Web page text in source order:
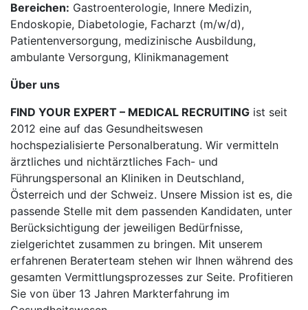
Bereichen: Gastroenterologie, Innere Medizin,
Endoskopie, Diabetologie, Facharzt (m/w/d),
Patientenversorgung, medizinische Ausbildung,
ambulante Versorgung, Klinikmanagement
Über uns
FIND YOUR EXPERT – MEDICAL RECRUITING ist seit
2012 eine auf das Gesundheitswesen
hochspezialisierte Personalberatung. Wir vermitteln
ärztliches und nichtärztliches Fach- und
Führungspersonal an Kliniken in Deutschland,
Österreich und der Schweiz. Unsere Mission ist es, die
passende Stelle mit dem passenden Kandidaten, unter
Berücksichtigung der jeweiligen Bedürfnisse,
zielgerichtet zusammen zu bringen. Mit unserem
erfahrenen Beraterteam stehen wir Ihnen während des
gesamten Vermittlungsprozesses zur Seite. Profitieren
Sie von über 13 Jahren Markterfahrung im